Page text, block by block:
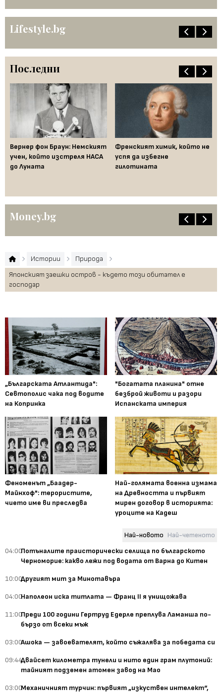
Lifestyle.bg
Последни
Вернер фон Браун: Немският
учен, който изстреля НАСА
до Луната
Френският химик, който не
успя да избегне
гилотината
Money.bg
Истории
Природа
Японският заешки остров - където този обитател е
господар
„Българската Атлантида":
Севтополис чака под водите
на Копринка
"Богатата планина" отне
безброй животи и разори
Испанската империя
Феноменът „Баадер-
Майнхоф": терористите,
чието име ви преследва
Най-голямата военна измама
на Древността и първият
мирен договор в историята:
уроците на Кадеш
Най-новото Най-четеното
04:00Потъналите праисторически селища по българското
Черноморие: какво лежи под водата от Варна до Китен
10:00Другият мит за Минотавъра
04:00Наполеон иска титлата — Франц II я унищожава
11:00Преди 100 години Гертруд Едерле преплува Ламанша по-
бързо от всеки мъж
03:00Ашока — завоевателят, който съжалява за победата си
09:44Двайсет километра тунели и нито един грам плутоний:
тайният подземен атомен завод на Мао
03:00Механичният турчин: първият „изкуствен интелект“,